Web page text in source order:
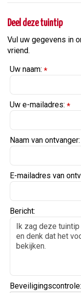
Deel deze tuintip
Vul uw gegevens in
vriend.
Uw naam: *
Uw e-mailadres: *
Naam van ontvanger:
E-mailadres van
Bericht:
Beveiligingscontrole: